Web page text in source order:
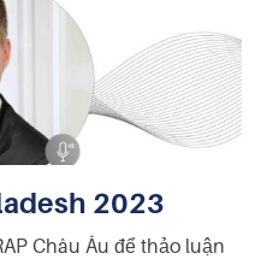
2023
Châu Âu để thảo luận